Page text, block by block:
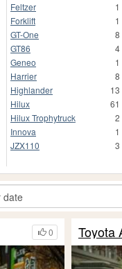
Feltzer
1
Forklift
1
GT-One
8
GT86
4
Geneo
1
Harrier
8
Highlander
13
Hilux
61
Hilux Trophytruck
2
Innova
1
JZX110
3
0 Toyota